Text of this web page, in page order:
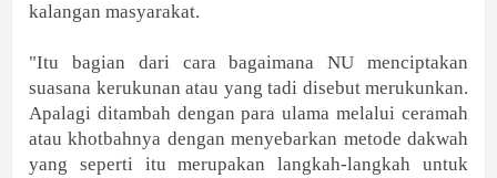
kalangan masyarakat.
"Itu bagian dari cara bagaimana NU menciptakan
suasana kerukunan atau yang tadi disebut merukunkan.
Apalagi ditambah dengan para ulama melalui ceramah
atau khotbahnya dengan menyebarkan metode dakwah
yang seperti itu merupakan langkah-langkah untuk